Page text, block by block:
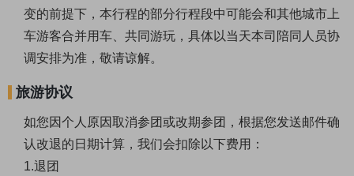
变的前提下，本行程的部分行程段中可能会和其他城市上
车游客合并用车、共同游玩，具体以当天本司陪同人员协
调安排为准，敬请谅解。
旅游协议
如您因个人原因取消参团或改期参团，根据您发送邮件确
认改退的日期计算，我们会扣除以下费用：
1.退团